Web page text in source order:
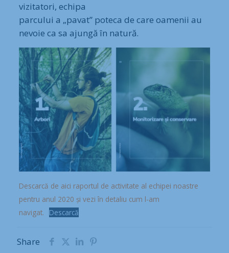
vizitatori, echipa
parcului a „pavat” poteca de care oamenii au
nevoie ca sa ajungă în natură.
Descarcă de aici raportul de activitate al echipei noastre
pentru anul 2020 și vezi în detaliu cum l-am
navigat.
Descarcă
Share